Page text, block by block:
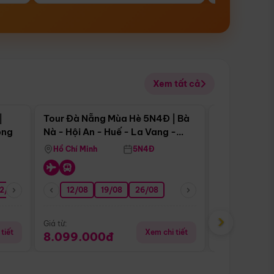
Xem tất cả
08 26/08 05/09 09/09 12/09
tiết
Điểm nổi bật
Tour Đà Nẵng Mùa Hè 5N4Đ | Bà
Nà - Hội An - Huế - La Vang -
Động Thiên Đường
Hồ Chí Minh 5N4Đ
12/08 19/08 26/08
Giá từ:
8.099.000đ Xem chi tiết
Giá từ:
›